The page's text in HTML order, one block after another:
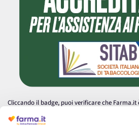
Cliccando il badge, puoi verificare che
autorizzata dal Ministero della Salute a
medicinali.